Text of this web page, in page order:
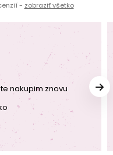
- zobraziť všetko
nakupim znovu